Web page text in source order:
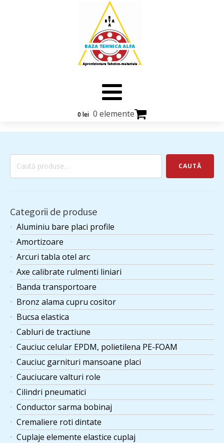
0 lei 0 elemente
Caută
CAUTĂ
Categorii de produse
Aluminiu bare placi profile
Amortizoare
Arcuri tabla otel arc
Axe calibrate rulmenti liniari
Banda transportoare
Bronz alama cupru cositor
Bucsa elastica
Cabluri de tractiune
Cauciuc celular EPDM, polietilena PE-FOAM
Cauciuc garnituri mansoane placi
Cauciucare valturi role
Cilindri pneumatici
Conductor sarma bobinaj
Cremaliere roti dintate
Cuplaje elemente elastice cuplaj